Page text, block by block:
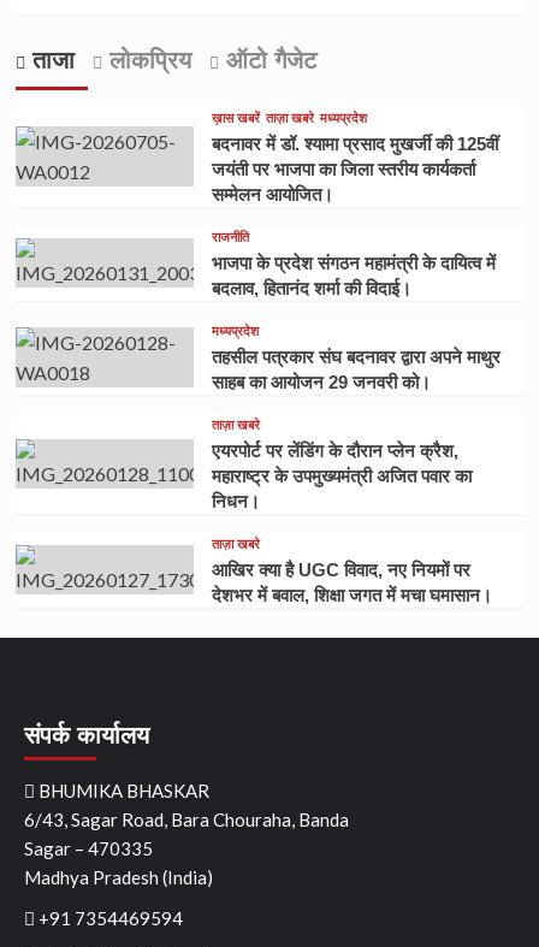
ताजा लोकप्रिय ऑटो गैजेट
ख़ास खबरें ताज़ा खबरे मध्यप्रदेश
बदनावर में डॉ. श्यामा प्रसाद मुखर्जी की 125वीं
जयंती पर भाजपा का जिला स्तरीय कार्यकर्ता
सम्मेलन आयोजित।
राजनीति
भाजपा के प्रदेश संगठन महामंत्री के दायित्व में
बदलाव, हितानंद शर्मा की विदाई।
मध्यप्रदेश
तहसील पत्रकार संघ बदनावर द्वारा अपने माथुर
साहब का आयोजन 29 जनवरी को।
ताज़ा खबरे
एयरपोर्ट पर लेंडिंग के दौरान प्लेन क्रैश,
महाराष्ट्र के उपमुख्यमंत्री अजित पवार का
निधन।
ताज़ा खबरे
आखिर क्या है UGC विवाद, नए नियमों पर
देशभर में बवाल, शिक्षा जगत में मचा घमासान।
संपर्क कार्यालय
BHUMIKA BHASKAR
6/43, Sagar Road, Bara Chouraha, Banda
Sagar – 470335
Madhya Pradesh (India)
+91 7354469594